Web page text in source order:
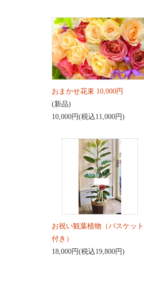
おまかせ花束 10,000円
(新品)
10,000円(税込11,000円)
お祝い観葉植物（バスケット
付き）
18,000円(税込19,800円)